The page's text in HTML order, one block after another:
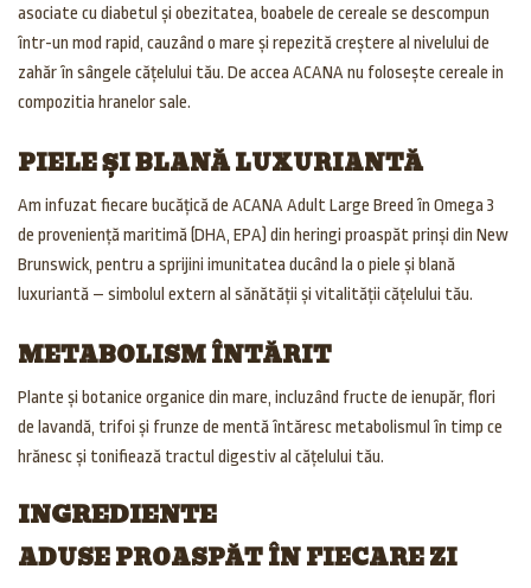
asociate cu diabetul și obezitatea, boabele de cereale se descompun
într-un mod rapid, cauzând o mare și repezită creștere al nivelului de
zahăr în sângele cățelului tău. De accea ACANA nu folosește cereale in
compozitia hranelor sale.
PIELE ȘI BLANĂ LUXURIANTĂ
Am infuzat fiecare bucățică de ACANA Adult Large Breed în Omega 3
de proveniență maritimă (DHA, EPA) din heringi proaspăt prinși din New
Brunswick, pentru a sprijini imunitatea ducând la o piele și blană
luxuriantă – simbolul extern al sănătății și vitalității cățelului tău.
METABOLISM ÎNTĂRIT
Plante și botanice organice din mare, incluzând fructe de ienupăr, flori
de lavandă, trifoi și frunze de mentă întăresc metabolismul în timp ce
hrănesc și tonifiează tractul digestiv al cățelului tău.
INGREDIENTE
ADUSE PROASPĂT ÎN FIECARE ZI